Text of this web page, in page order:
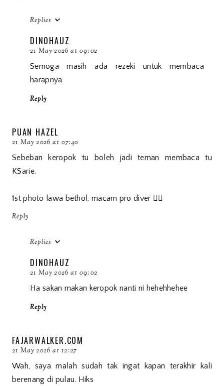
Replies
DINOHAUZ
21 May 2026 at 09:02
Semoga masih ada rezeki untuk membaca
harapnya
Reply
PUAN HAZEL
21 May 2026 at 07:40
Sebeban keropok tu boleh jadi teman membaca tu
KSarie.
1st photo lawa bethol, macam pro diver 👍🏻
Reply
Replies
DINOHAUZ
21 May 2026 at 09:02
Ha sakan makan keropok nanti ni hehehhehee
Reply
FAJARWALKER.COM
21 May 2026 at 12:27
Wah, saya malah sudah tak ingat kapan terakhir kali
berenang di pulau. Hiks